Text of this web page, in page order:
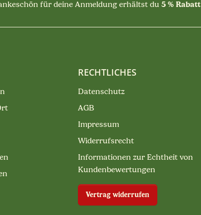
für deine Anmeldung erhältst du 5 % Rabatt
RECHTLICHES
Datenschutz
AGB
Impressum
Widerrufsrecht
Informationen zur Echtheit von
Kundenbewertungen
Vertrag widerrufen